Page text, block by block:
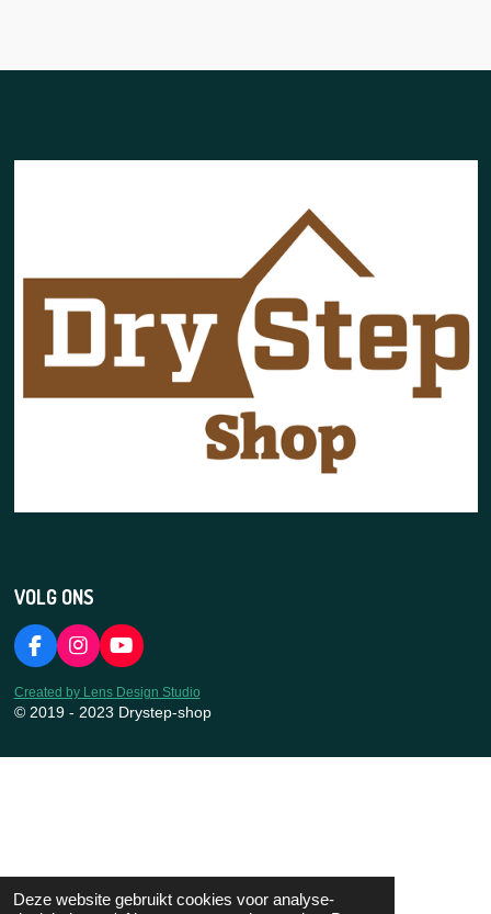
Deze website gebruikt cookies voor analyse-
VOLG ONS
F
a
c
e
I
n
s
t
Y
o
u
T
Created by Lens Design Studio
© 2019 - 2023 Drystep-shop